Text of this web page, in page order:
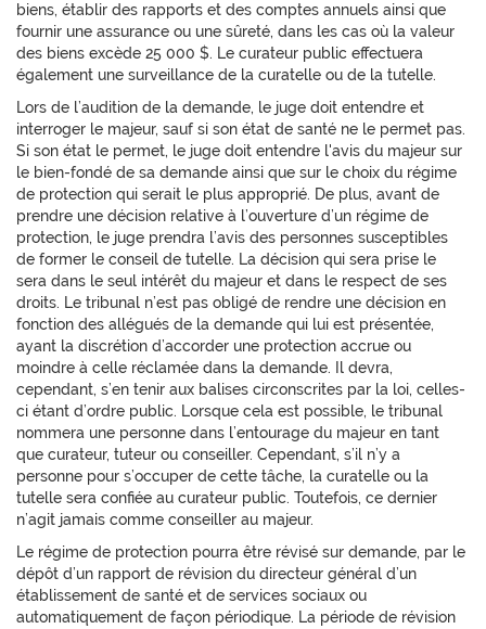
biens, établir des rapports et des comptes annuels ainsi que
fournir une assurance ou une sûreté, dans les cas où la valeur
des biens excède 25 000 $. Le curateur public effectuera
également une surveillance de la curatelle ou de la tutelle.
Lors de l’audition de la demande, le juge doit entendre et
interroger le majeur, sauf si son état de santé ne le permet pas.
Si son état le permet, le juge doit entendre l'avis du majeur sur
le bien-fondé de sa demande ainsi que sur le choix du régime
de protection qui serait le plus approprié. De plus, avant de
prendre une décision relative à l’ouverture d’un régime de
protection, le juge prendra l’avis des personnes susceptibles
de former le conseil de tutelle. La décision qui sera prise le
sera dans le seul intérêt du majeur et dans le respect de ses
droits. Le tribunal n’est pas obligé de rendre une décision en
fonction des allégués de la demande qui lui est présentée,
ayant la discrétion d’accorder une protection accrue ou
moindre à celle réclamée dans la demande. Il devra,
cependant, s’en tenir aux balises circonscrites par la loi, celles-
ci étant d’ordre public. Lorsque cela est possible, le tribunal
nommera une personne dans l’entourage du majeur en tant
que curateur, tuteur ou conseiller. Cependant, s’il n’y a
personne pour s’occuper de cette tâche, la curatelle ou la
tutelle sera confiée au curateur public. Toutefois, ce dernier
n’agit jamais comme conseiller au majeur.
Le régime de protection pourra être révisé sur demande, par le
dépôt d’un rapport de révision du directeur général d’un
établissement de santé et de services sociaux ou
automatiquement de façon périodique. La période de révision